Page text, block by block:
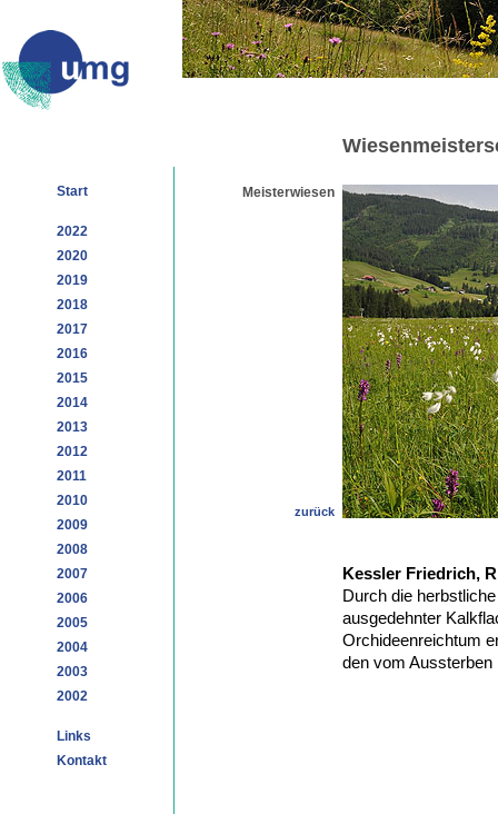
Start
2022
2020
2019
2018
2017
2016
2015
2014
2013
2012
2011
2010
2009
2008
2007
2006
2005
2004
2003
2002
Links
Kontakt
Meisterwiesen
zurück
Kessler Friedrich,
Durch die
ausgedehnter
Orchideenreichtum
den vom Aussterben